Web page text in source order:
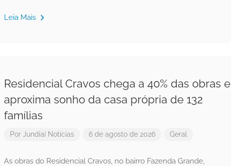
Leia Mais
Residencial Cravos chega a 40% das obras e
aproxima sonho da casa própria de 132
famílias
Por Jundiaí Notícias 6 de agosto de 2026 Geral
As obras do Residencial Cravos, no bairro Fazenda Grande,